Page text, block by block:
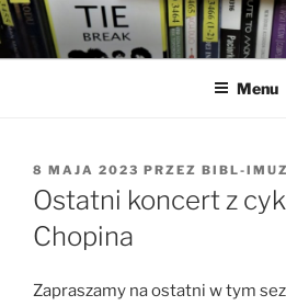
Przejdź
do
treści
Menu
OPUBLIKOWANE
W
8 MAJA 2023 PRZEZ BIBL-IMUZ
Ostatni koncert z
Chopina
Zapraszamy na ostatni w tym